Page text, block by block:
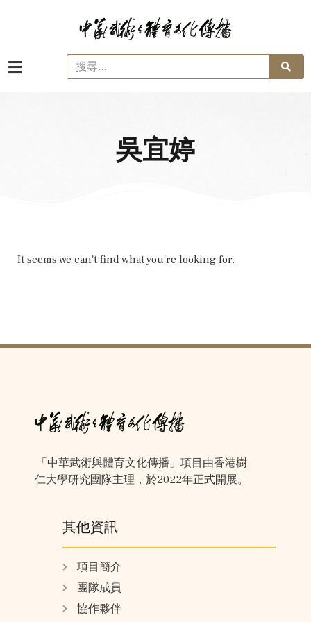
吳宜婷
It seems we can't find what you're looking for.
「中華武術與體育文化傳播」項目由香港樹
仁大學研究團隊主理，於2022年正式開展。
其他資訊
項目簡介
團隊成員
協作夥伴